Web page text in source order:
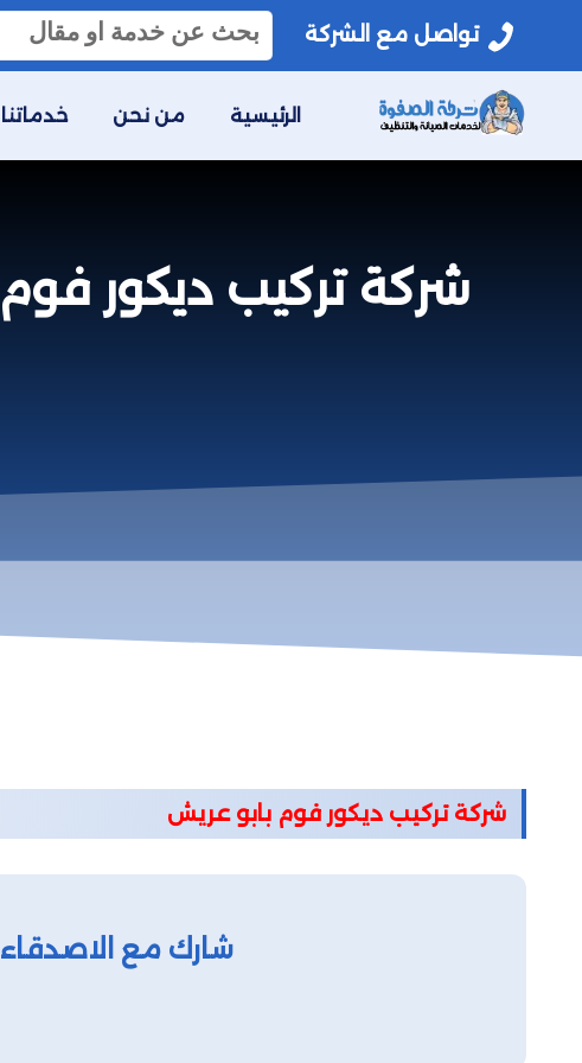
تواصل مع الشركة
البحث
عن:
الرئيسية من نحن خدماتنا
شركة تركيب ديكور فوم بابو عريش
شارك مع الاصدقاء